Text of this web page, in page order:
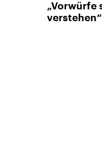
„Vorwürfe
verstehen“